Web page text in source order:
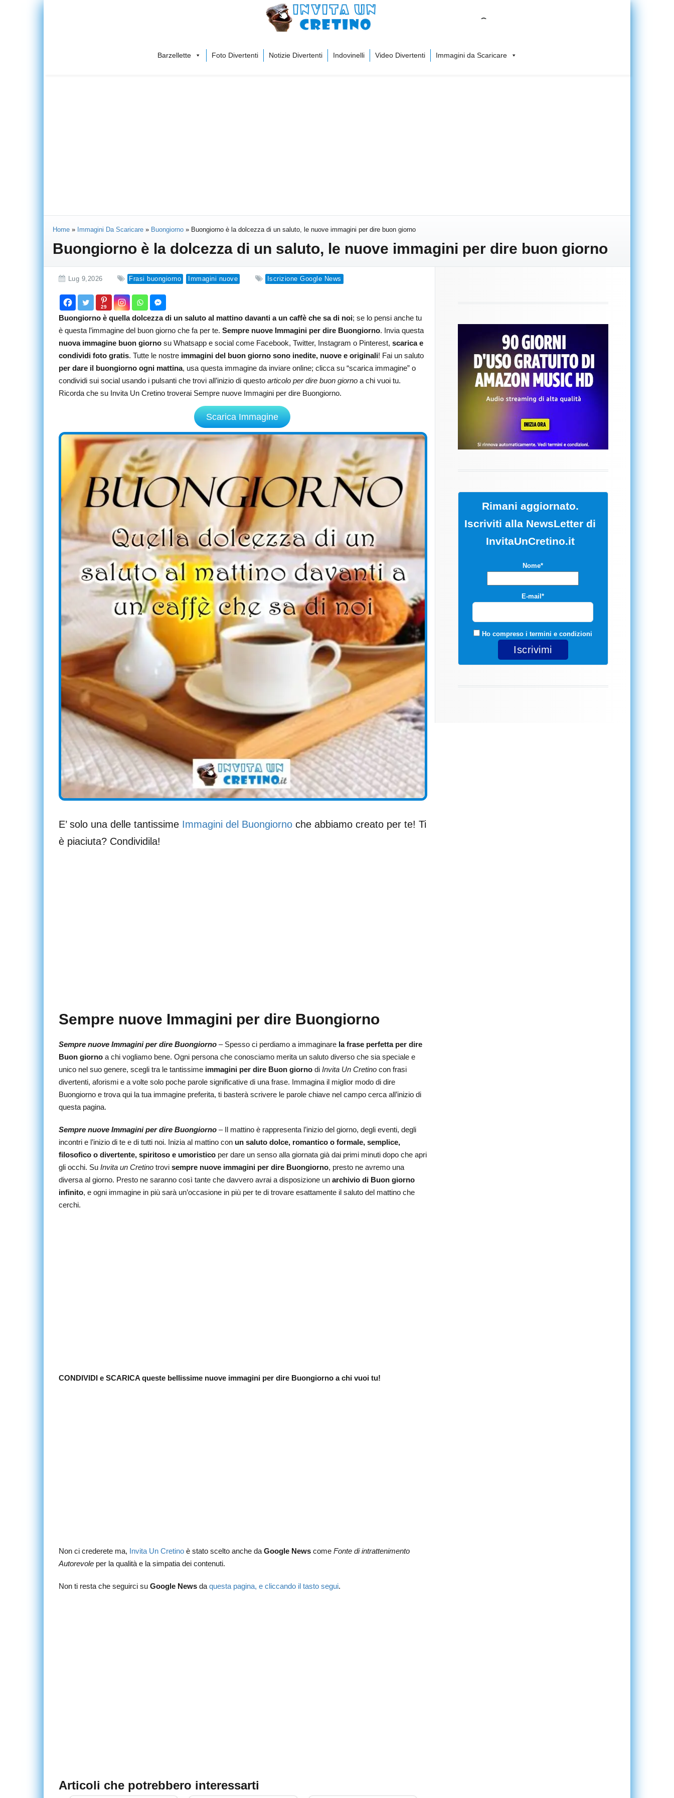
Barzellette Foto Divertenti Notizie Divertenti Indovinelli Video Divertenti Immagini da Scaricare
Home » Immagini Da Scaricare » Buongiorno » Buongiorno è la dolcezza di un saluto, le nuove immagini per dire buon giorno
Buongiorno è la dolcezza di un saluto, le nuove immagini per dire buon giorno
Lug 9,2026 Frasi buongiorno Immagini nuove Iscrizione Google News
29
Buongiorno è quella dolcezza di un saluto al mattino davanti a un caffè che sa di noi; se lo pensi anche tu
è questa l’immagine del buon giorno che fa per te. Sempre nuove Immagini per dire Buongiorno. Invia questa
nuova immagine buon giorno su Whatsapp e social come Facebook, Twitter, Instagram o Pinterest, scarica e
condividi foto gratis. Tutte le nostre immagini del buon giorno sono inedite, nuove e originali! Fai un saluto
per dare il buongiorno ogni mattina, usa questa immagine da inviare online; clicca su “scarica immagine” o
condividi sui social usando i pulsanti che trovi all’inizio di questo articolo per dire buon giorno a chi vuoi tu.
Ricorda che su Invita Un Cretino troverai Sempre nuove Immagini per dire Buongiorno.
Scarica Immagine
E’ solo una delle tantissime Immagini del Buongiorno che abbiamo creato per te! Ti
è piaciuta? Condividila!
Sempre nuove Immagini per dire Buongiorno
Sempre nuove Immagini per dire Buongiorno – Spesso ci perdiamo a immaginare la frase perfetta per dire
Buon giorno a chi vogliamo bene. Ogni persona che conosciamo merita un saluto diverso che sia speciale e
unico nel suo genere, scegli tra le tantissime immagini per dire Buon giorno di Invita Un Cretino con frasi
divertenti, aforismi e a volte solo poche parole significative di una frase. Immagina il miglior modo di dire
Buongiorno e trova qui la tua immagine preferita, ti basterà scrivere le parole chiave nel campo cerca all’inizio di
questa pagina.
Sempre nuove Immagini per dire Buongiorno – Il mattino è rappresenta l’inizio del giorno, degli eventi, degli
incontri e l’inizio di te e di tutti noi. Inizia al mattino con un saluto dolce, romantico o formale, semplice,
filosofico o divertente, spiritoso e umoristico per dare un senso alla giornata già dai primi minuti dopo che apri
gli occhi. Su Invita un Cretino trovi sempre nuove immagini per dire Buongiorno, presto ne avremo una
diversa al giorno. Presto ne saranno così tante che davvero avrai a disposizione un archivio di Buon giorno
infinito, e ogni immagine in più sarà un’occasione in più per te di trovare esattamente il saluto del mattino che
cerchi.
CONDIVIDI e SCARICA queste bellissime nuove immagini per dire Buongiorno a chi vuoi tu!
Non ci crederete ma, Invita Un Cretino è stato scelto anche da Google News come Fonte di intrattenimento
Autorevole per la qualità e la simpatia dei contenuti.
Non ti resta che seguirci su Google News da questa pagina, e cliccando il tasto segui.
Articoli che potrebbero interessarti
Rimani aggiornato.
Iscriviti alla NewsLetter di
InvitaUnCretino.it
Nome*
E-mail*
Ho compreso i termini e condizioni